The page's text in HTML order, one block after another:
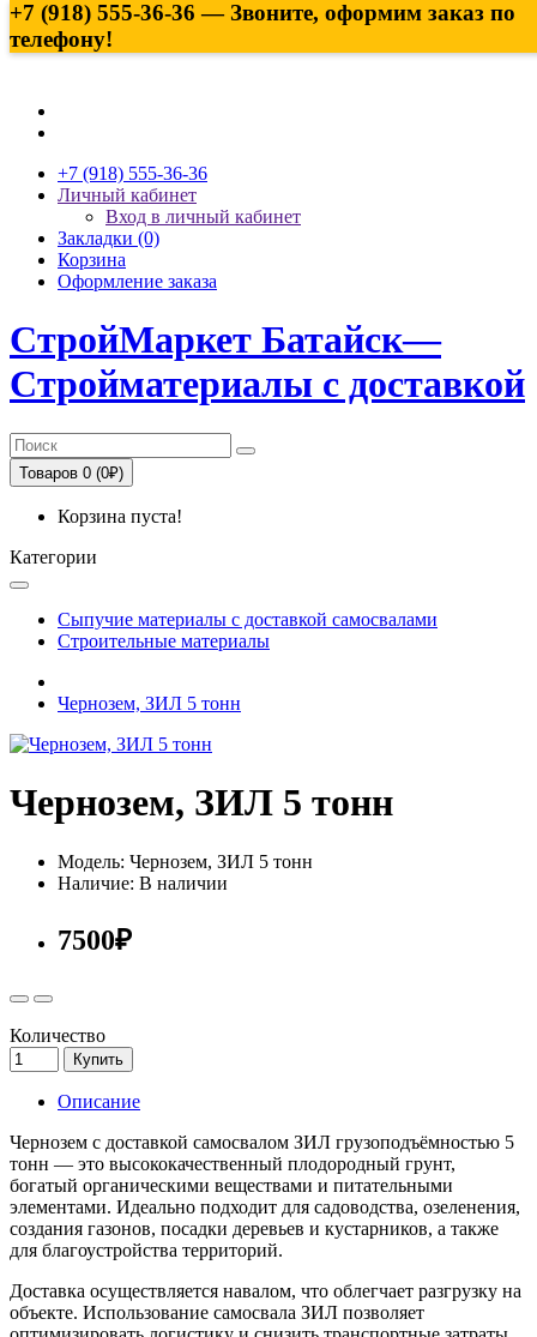
+7 (918) 555-36-36 — Звоните, оформим заказ по
телефону!
+7 (918) 555-36-36
Личный кабинет
Вход в личный кабинет
Закладки (0)
Корзина
Оформление заказа
СтройМаркет Батайск—
Стройматериалы с доставкой
Товаров 0 (0₽)
Корзина пуста!
Категории
Сыпучие материалы с доставкой самосвалами
Строительные материалы
Чернозем, ЗИЛ 5 тонн
Чернозем, ЗИЛ 5 тонн
Модель: Чернозем, ЗИЛ 5 тонн
Наличие: В наличии
7500₽
Количество
Купить
Описание
Чернозем с доставкой самосвалом ЗИЛ грузоподъёмностью 5
тонн — это высококачественный плодородный грунт,
богатый органическими веществами и питательными
элементами. Идеально подходит для садоводства, озеленения,
создания газонов, посадки деревьев и кустарников, а также
для благоустройства территорий.
Доставка осуществляется навалом, что облегчает разгрузку на
объекте. Использование самосвала ЗИЛ позволяет